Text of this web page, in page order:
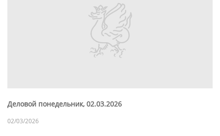
Деловой понедельник, 02.03.2026
02/03/2026